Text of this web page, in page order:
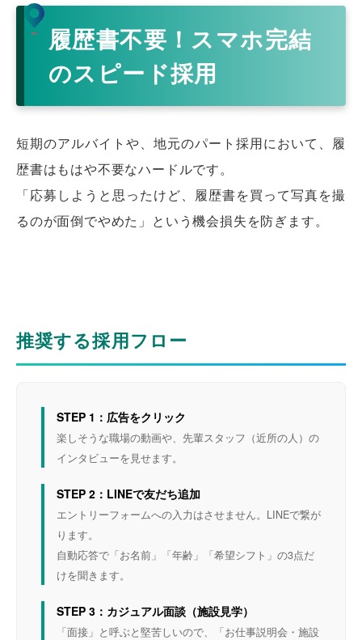
履歴書不要！スマホ完結
のスピード採用
短期のアルバイトや、地元のパート採用において、履
歴書はもはや不要なハードルです。
「応募しようと思ったけど、履歴書を買って写真を撮
るのが面倒でやめた」という機会損失を防ぎます。
推奨する採用フロー
STEP 1：広告をクリック
楽しそうな職場の動画や、先輩スタッフ（近所の人）の
インタビューを見せます。
STEP 2：LINEで友だち追加
エントリーフォームへの入力はさせません。LINEで繋が
ります。
自動応答で「お名前」「年齢」「希望シフト」の3点だ
けを聞きます。
STEP 3：カジュアル面談（施設見学）
「面接」と呼ぶと堅苦しいので、「お仕事説明会・施設